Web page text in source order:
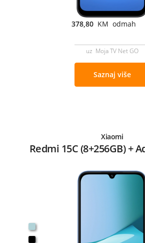
378,80 KM odmah
uz Moja TV Net GO
Saznaj više
Xiaomi
Redmi 15C (8+256GB) +